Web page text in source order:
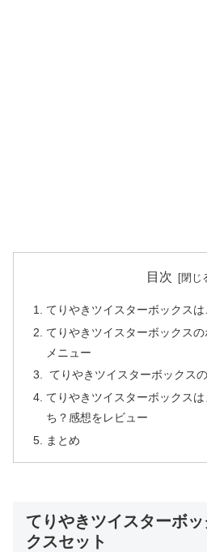
目次
てりやきツイスターボックス
てりやきツイスターボックス
メニュー
てりやきツイスターボックス
てりやきツイスターボックス
ち？感想をレビュー
まとめ
てりやきツイスターボ
クスセット